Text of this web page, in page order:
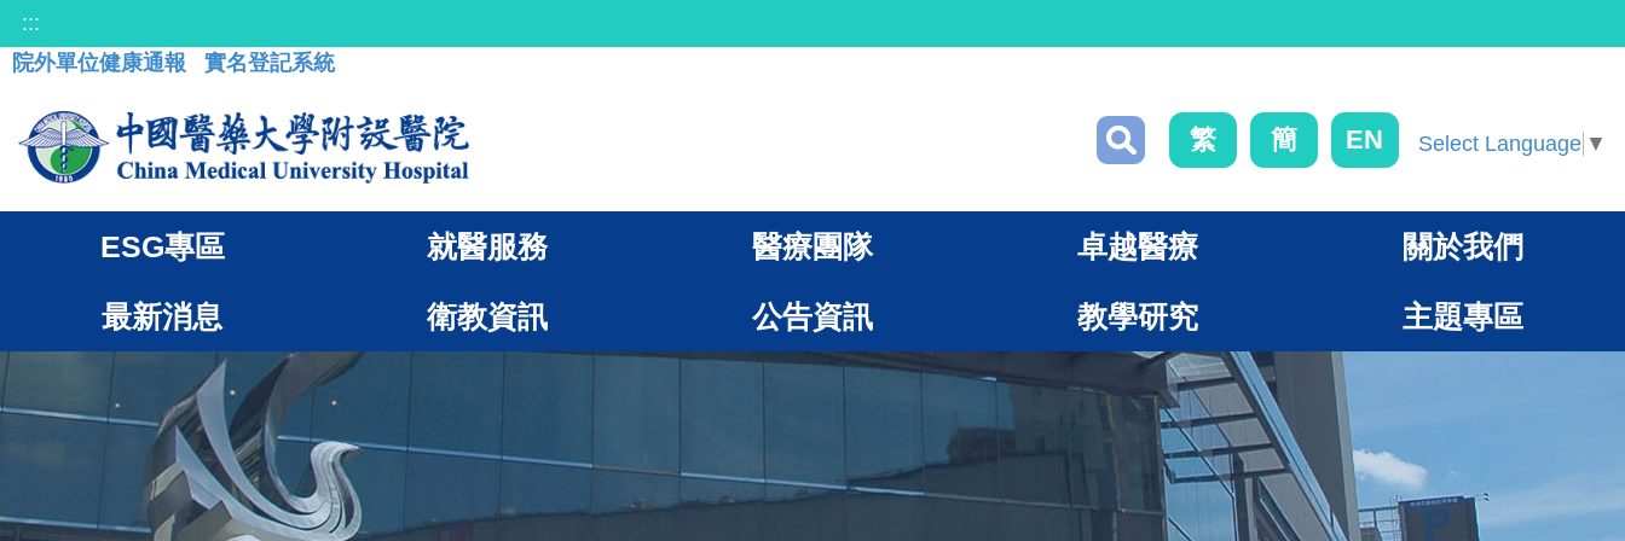
:::
院外單位健康通報
實名登記系統
繁 簡 EN Select Language ▼
ESG專區 就醫服務 醫療團隊 卓越醫療 關於我們
最新消息 衛教資訊 公告資訊 教學研究 主題專區